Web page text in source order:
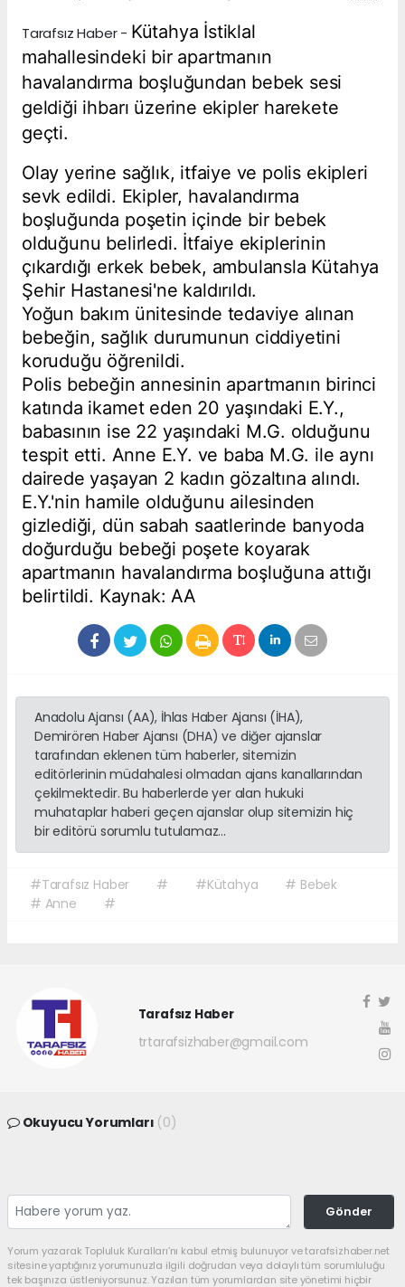
Tarafsız Haber - Kütahya İstiklal
mahallesindeki bir apartmanın
havalandırma boşluğundan bebek sesi
geldiği ihbarı üzerine ekipler harekete
geçti.
Olay yerine sağlık, itfaiye ve polis ekipleri
sevk edildi. Ekipler, havalandırma
boşluğunda poşetin içinde bir bebek
olduğunu belirledi. İtfaiye ekiplerinin
çıkardığı erkek bebek, ambulansla Kütahya
Şehir Hastanesi'ne kaldırıldı.
Yoğun bakım ünitesinde tedaviye alınan
bebeğin, sağlık durumunun ciddiyetini
koruduğu öğrenildi.
Polis bebeğin annesinin apartmanın birinci
katında ikamet eden 20 yaşındaki E.Y.,
babasının ise 22 yaşındaki M.G. olduğunu
tespit etti. Anne E.Y. ve baba M.G. ile aynı
dairede yaşayan 2 kadın gözaltına alındı.
E.Y.'nin hamile olduğunu ailesinden
gizlediği, dün sabah saatlerinde banyoda
doğurduğu bebeği poşete koyarak
apartmanın havalandırma boşluğuna attığı
belirtildi. Kaynak: AA
Anadolu Ajansı (AA), İhlas Haber Ajansı (İHA),
Demirören Haber Ajansı (DHA) ve diğer ajanslar
tarafından eklenen tüm haberler, sitemizin
editörlerinin müdahalesi olmadan ajans kanallarından
çekilmektedir. Bu haberlerde yer alan hukuki
muhataplar haberi geçen ajanslar olup sitemizin hiç
bir editörü sorumlu tutulamaz...
#Tarafsız Haber # #Kütahya
# Bebek
# Anne
#
Tarafsız Haber
trtarafsizhaber@gmail.com
Okuyucu Yorumları (0)
Gönder
Yorum yazarak Topluluk Kuralları’nı kabul etmiş bulunuyor ve tarafsizhaber.net
sitesine yaptığınız yorumunuzla ilgili doğrudan veya dolaylı tüm sorumluluğu
tek başınıza üstleniyorsunuz. Yazılan tüm yorumlardan site yönetimi hiçbir